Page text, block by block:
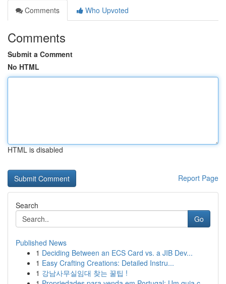
Comments
Who Upvoted
Comments
Submit a Comment
No HTML
HTML is disabled
Report Page
Search
Go
Published News
1 Deciding Between an ECS Card vs. a JIB Dev...
1 Easy Crafting Creations: Detailed Instru...
1 강남사무실임대 찾는 꿀팁 !